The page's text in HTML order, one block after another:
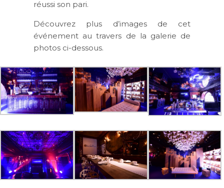
réussi son pari.
Découvrez plus d’images de cet
événement au travers de la galerie de
photos ci-dessous.